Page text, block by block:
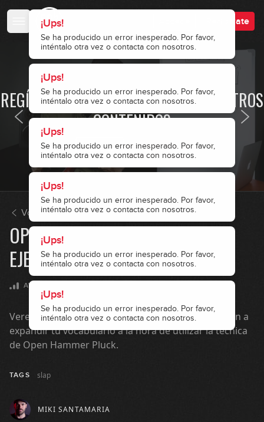
¡Ups!
Se ha producido un error inesperado. Por favor,
inténtalo otra vez o contacta con nosotros.
¡Ups!
Se ha producido un error inesperado. Por favor,
inténtalo otra vez o contacta con nosotros.
¡Ups!
Se ha producido un error inesperado. Por favor,
inténtalo otra vez o contacta con nosotros.
¡Ups!
Se ha producido un error inesperado. Por favor,
¡Ups!
Se ha producido un error inesperado. Por favor,
inténtalo otra vez o contacta con nosotros.
¡Ups!
Se ha producido un error inesperado. Por favor,
Regístrate
REGÍSTRATE Y ACCEDE A TODOS NUESTROS
CONTENIDOS
Accede Regístrate
Volver a Slap
OPEN-HAMMER-PLUCK:
EJERCICIOS E IDEAS
AVANZADO
Veremos algunos ejercicios e ideas que te ayudarán a
expandir tu vocabulario a la hora de utilizar la técnica
de Open Hammer Pluck.
TAGS slap
MIKI SANTAMARIA
1
07:34
El golpe de pulgar
2
11:26
El golpe de pulgar: ejercicios
3
09:26
Slap con octavas
5